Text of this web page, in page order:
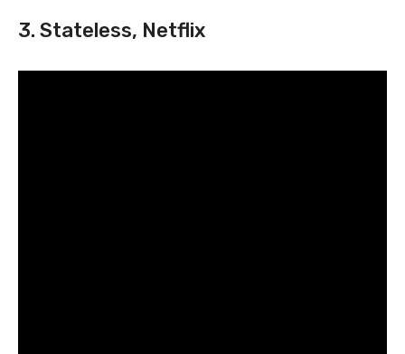
3. Stateless, Netflix